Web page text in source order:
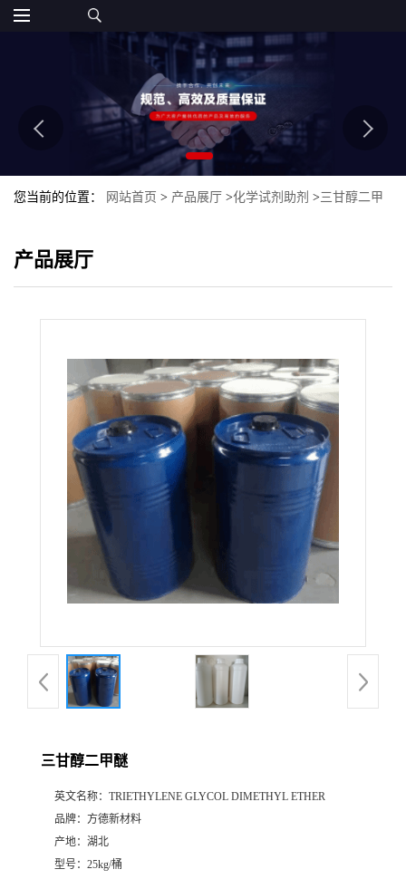
您当前的位置： 网站首页 > 产品展厅 >化学试剂助剂 >三甘醇二甲
产品展厅
三甘醇二甲醚
英文名称： TRIETHYLENE GLYCOL DIMETHYL ETHER
品牌： 方德新材料
产地： 湖北
型号： 25kg/桶